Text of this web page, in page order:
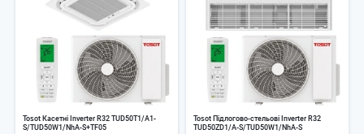
Tosot Касетні Inverter R32 TUD50T1/A1-
S/TUD50W1/NhA-S+TF05
Tosot Підлогово-стельові Inverter R32
TUD50ZD1/A-S/TUD50W1/NhA-S